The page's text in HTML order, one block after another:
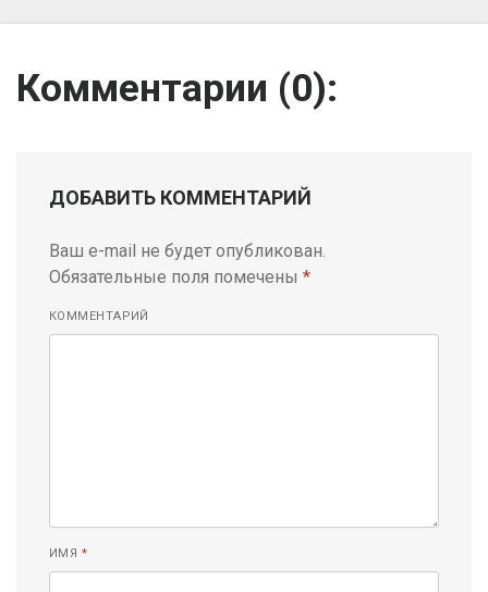
Комментарии (0):
ДОБАВИТЬ КОММЕНТАРИЙ
Ваш e-mail не будет опубликован.
Обязательные поля помечены *
КОММЕНТАРИЙ
ИМЯ *